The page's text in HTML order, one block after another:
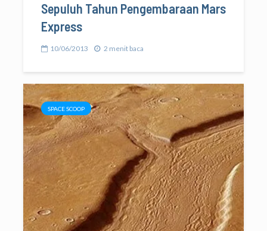
Sepuluh Tahun Pengembaraan Mars
Express
10/06/2013 2 menit baca
SPACE SCOOP